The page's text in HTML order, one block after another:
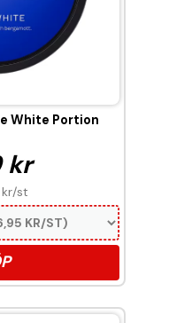
White Portion
kr
/st